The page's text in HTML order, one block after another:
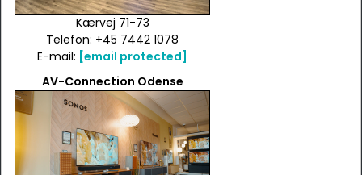
Kærvej 71-73
Telefon: +45 7442 1078
E-mail: [email protected]
AV-Connection Odense